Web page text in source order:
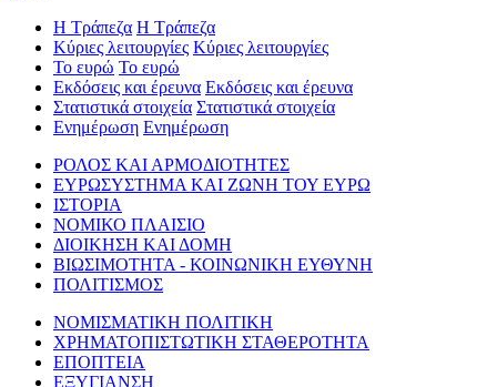
Η Τράπεζα Η Τράπεζα
Κύριες λειτουργίες Κύριες λειτουργίες
Το ευρώ Το ευρώ
Εκδόσεις και έρευνα Εκδόσεις και έρευνα
Στατιστικά στοιχεία Στατιστικά στοιχεία
Ενημέρωση Ενημέρωση
ΡΟΛΟΣ ΚΑΙ ΑΡΜΟΔΙΟΤΗΤΕΣ
ΕΥΡΩΣΥΣΤΗΜΑ ΚΑΙ ΖΩΝΗ ΤΟΥ ΕΥΡΩ
ΙΣΤΟΡΙΑ
ΝΟΜΙΚΟ ΠΛΑΙΣΙΟ
ΔΙΟΙΚΗΣΗ ΚΑΙ ΔΟΜΗ
ΒΙΩΣΙΜΟΤΗΤΑ - ΚΟΙΝΩΝΙΚΗ ΕΥΘΥΝΗ
ΠΟΛΙΤΙΣΜΟΣ
ΝΟΜΙΣΜΑΤΙΚΗ ΠΟΛΙΤΙΚΗ
ΧΡΗΜΑΤΟΠΙΣΤΩΤΙΚΗ ΣΤΑΘΕΡΟΤΗΤΑ
ΕΠΟΠΤΕΙΑ
ΕΞΥΓΙΑΝΣΗ